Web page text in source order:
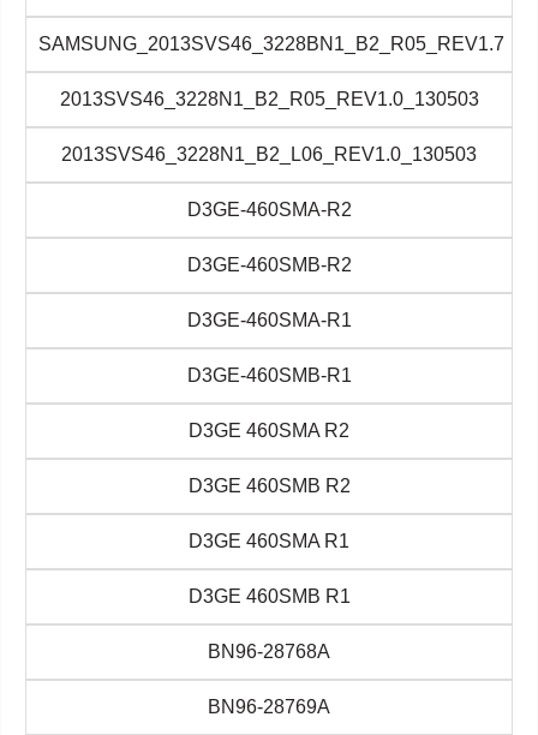
SAMSUNG_2013SVS46_3228BN1_B2_R05_REV1.7
2013SVS46_3228N1_B2_R05_REV1.0_130503
2013SVS46_3228N1_B2_L06_REV1.0_130503
D3GE-460SMA-R2
D3GE-460SMB-R2
D3GE-460SMA-R1
D3GE-460SMB-R1
D3GE 460SMA R2
D3GE 460SMB R2
D3GE 460SMA R1
D3GE 460SMB R1
BN96-28768A
BN96-28769A